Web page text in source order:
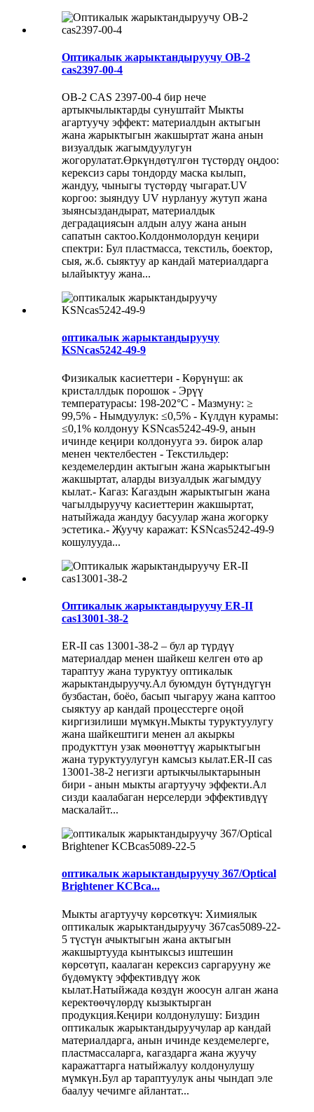
Оптикалык жарыктандыруучу OB-2
cas2397-00-4
OB-2 CAS 2397-00-4 бир нече
артыкчылыктарды сунуштайт Мыкты
агартуучу эффект: материалдын актыгын
жана жарыктыгын жакшыртат жана анын
визуалдык жагымдуулугун
жогорулатат.Өркүндөтүлгөн түстөрдү оңдоо:
керексиз сары тондорду маска кылып,
жандуу, чыныгы түстөрдү чыгарат.UV
коргоо: зыяндуу UV нурлануу жутуп жана
зыянсыздандырат, материалдык
деградациясын алдын алуу жана анын
сапатын сактоо.Колдонмолордун кеңири
спектри: Бул пластмасса, текстиль, боектор,
сыя, ж.б. сыяктуу ар кандай материалдарга
ылайыктуу жана...
оптикалык жарыктандыруучу
KSNcas5242-49-9
Физикалык касиеттери - Көрүнүш: ак
кристаллдык порошок - Эрүү
температурасы: 198-202°C - Мазмуну: ≥
99,5% - Нымдуулук: ≤0,5% - Күлдүн курамы:
≤0,1% колдонуу KSNcas5242-49-9, анын
ичинде кеңири колдонууга ээ. бирок алар
менен чектелбестен - Текстильдер:
кездемелердин актыгын жана жарыктыгын
жакшыртат, аларды визуалдык жагымдуу
кылат.- Кагаз: Кагаздын жарыктыгын жана
чагылдыруучу касиеттерин жакшыртат,
натыйжада жандуу басуулар жана жогорку
эстетика.- Жуучу каражат: KSNcas5242-49-9
кошулууда...
Оптикалык жарыктандыруучу ER-II
cas13001-38-2
ER-II cas 13001-38-2 – бул ар түрдүү
материалдар менен шайкеш келген өтө ар
тараптуу жана туруктуу оптикалык
жарыктандыруучу.Ал буюмдун бүтүндүгүн
бузбастан, боёо, басып чыгаруу жана каптоо
сыяктуу ар кандай процесстерге оңой
киргизилиши мүмкүн.Мыкты туруктуулугу
жана шайкештиги менен ал акыркы
продукттун узак мөөнөттүү жарыктыгын
жана туруктуулугун камсыз кылат.ER-II cas
13001-38-2 негизги артыкчылыктарынын
бири - анын мыкты агартуучу эффекти.Ал
сизди каалабаган нерселерди эффективдүү
маскалайт...
оптикалык жарыктандыруучу 367/Optical
Brightener KCBca...
Мыкты агартуучу көрсөткүч: Химиялык
оптикалык жарыктандыруучу 367cas5089-22-
5 түстүн ачыктыгын жана актыгын
жакшыртууда кынтыксыз иштешин
көрсөтүп, каалаган керексиз саргарууну же
бүдөмүктү эффективдүү жок
кылат.Натыйжада көздүн жоосун алган жана
керектөөчүлөрдү кызыктырган
продукция.Кеңири колдонулушу: Биздин
оптикалык жарыктандыруучулар ар кандай
материалдарга, анын ичинде кездемелерге,
пластмассаларга, кагаздарга жана жуучу
каражаттарга натыйжалуу колдонулушу
мүмкүн.Бул ар тараптуулук аны чындап эле
баалуу чечимге айлантат...